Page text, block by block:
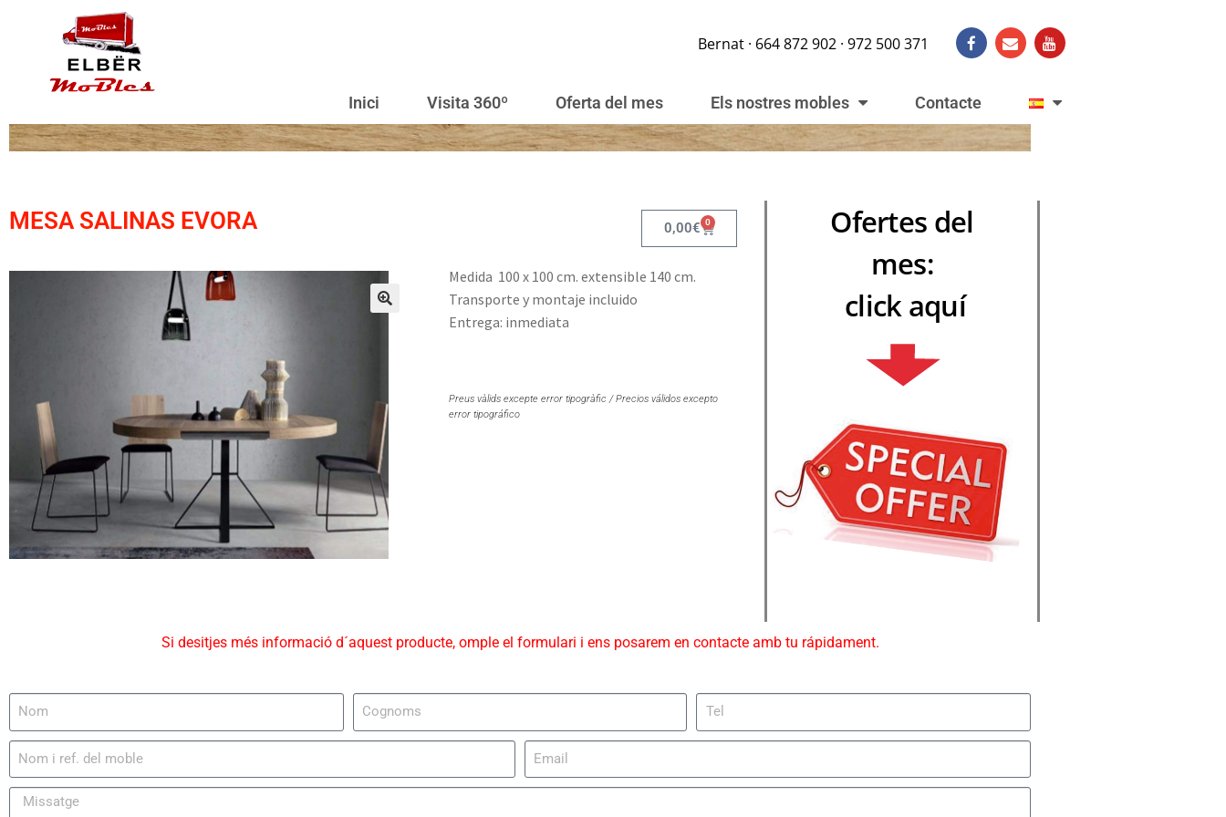
Bernat · 664 872 902 · 972 500 371
Inici Visita 360º Oferta del mes Els nostres mobles Contacte
MESA SALINAS EVORA 0,00€ 0
Medida 100 x 100 cm. extensible 140 cm.
Transporte y montaje incluido
Entrega: inmediata
Preus vàlids excepte error tipogràfic / Precios válidos excepto
error tipográfico
Ofertes del
mes:
click aquí
Si desitjes més informació d´aquest producte, omple el formulari i ens posarem en contacte amb tu rápidament.